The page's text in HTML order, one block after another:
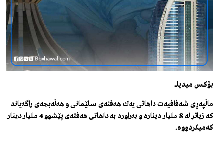
بۆکس میدیاـــــ
ماڵپه‌ڕی شه‌فافیه‌ت داهاتی یه‌ك هه‌فته‌ی سلێمانی و هه‌ڵه‌بجه‌ی راگه‌یاند
كه‌ زیاتر له‌ 8 ملیار دیناره‌ و به‌راورد به‌ داهاتی هه‌فته‌ی‌ پێشوو 4 ملیار دینار
كه‌میكردووه‌.